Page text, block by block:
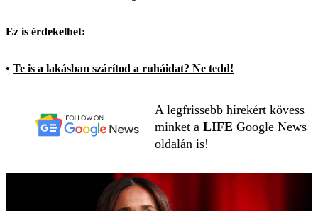
Ez is érdekelhet:
• Te is a lakásban szárítod a ruháidat? Ne tedd!
A legfrissebb hírekért kövess
minket a LIFE Google News
oldalán is!